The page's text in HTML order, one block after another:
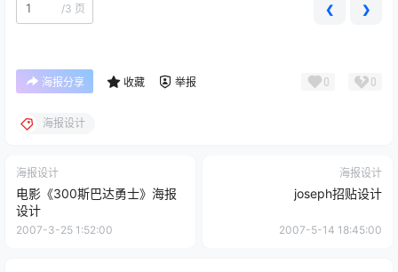
/3 页 ❮ ❯
海报分享 收藏 举报 0 0
海报设计
海报设计
电影《300斯巴达勇士》海报
设计
2007-3-25 1:52:00
海报设计
joseph招贴设计
2007-5-14 18:45:00